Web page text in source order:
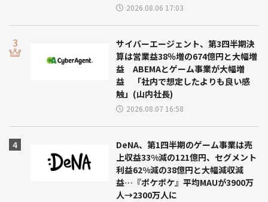
2026.08.06 17:03
サイバーエージェント、第3四半期決
算は営業益38％増の674億円と大幅増
益 ABEMAとゲーム事業が大幅増
益 「社内で想定したよりも良い感
触」(山内社長)
2026.08.07 16:58
DeNA、第1四半期のゲーム事業は売
上収益33%減の121億円、セグメント
利益62%減の38億円と大幅減収減
益…『ポケポケ』平均MAUが3900万
人→2300万人に